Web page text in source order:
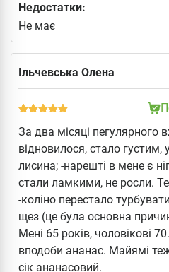
Недостатки:
Не має
Ільчевська Олена
За два місяці пегулярного
відновилося, стало густим,
лисина; -нарешті в мене є
стали ламкими, не росли.
-коліно перестало
щез (це була основна
Мені 65 років, чоловікові
вподоби ананас. Майямі
сік ананасовий.